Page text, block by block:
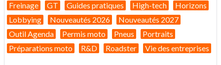
Freinage
GT Guides pratiques High-tech
Horizons
Lobbying
Nouveautés 2026
Nouveautés 2027
Outil Agenda
Permis moto Pneus
Portraits
Préparations moto
R&D Roadster Vie des entreprises